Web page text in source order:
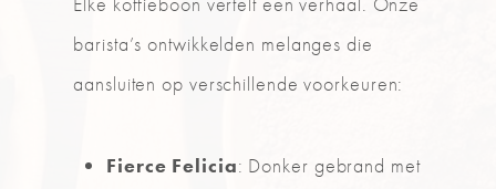
barista’s ontwikkelden melanges die
aansluiten op verschillende voorkeuren:
Fierce Felicia: Donker gebrand met